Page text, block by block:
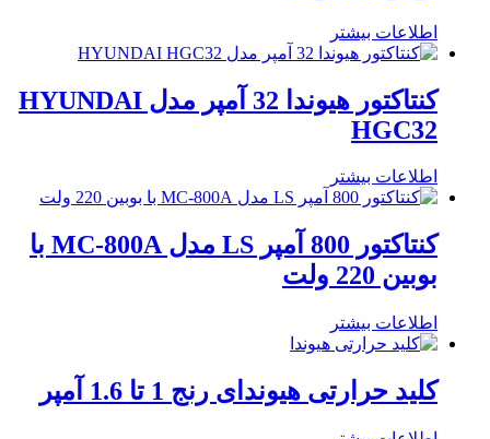
اطلاعات بیشتر
کنتاکتور هیوندا 32 آمپر مدل HYUNDAI
HGC32
اطلاعات بیشتر
کنتاکتور 800 آمپر LS مدل MC-800A با
بوبین 220 ولت
اطلاعات بیشتر
کلید حرارتی هیوندای رنج 1 تا 1.6 آمپر